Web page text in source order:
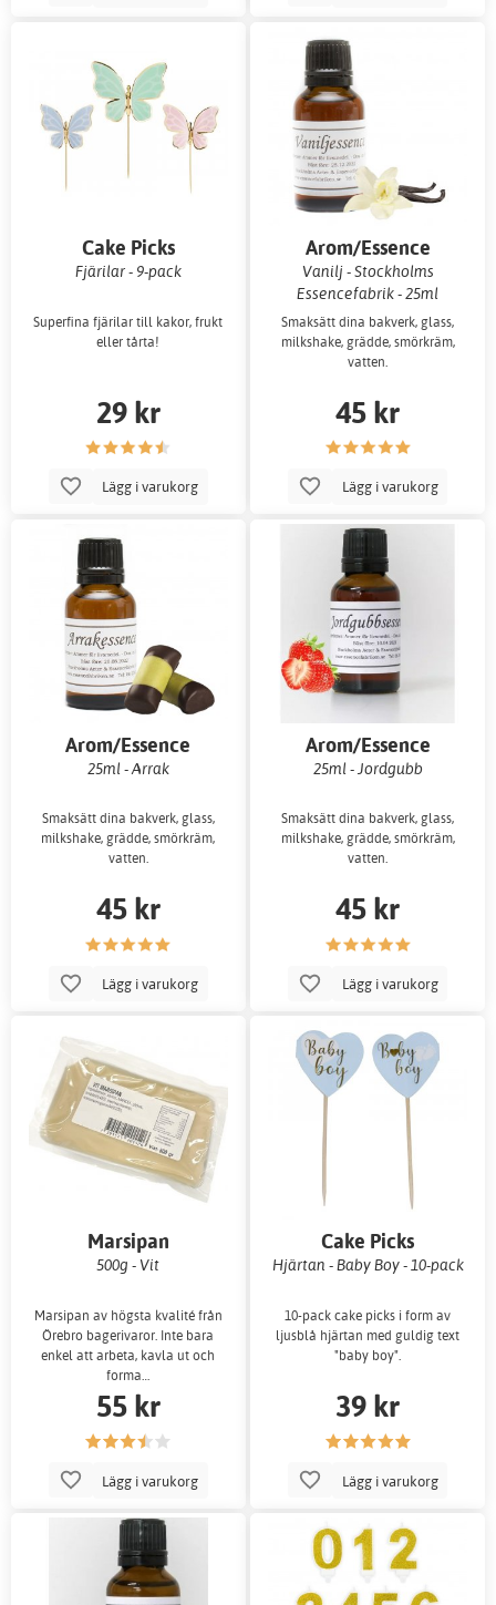
Cake Picks
Fjärilar - 9-pack
Superfina fjärilar till kakor, frukt
eller tårta!
29 kr
Lägg i varukorg
Arom/Essence
Vanilj - Stockholms
Essencefabrik - 25ml
Smaksätt dina bakverk, glass,
milkshake, grädde, smörkräm,
vatten.
45 kr
Lägg i varukorg
Arom/Essence
25ml - Arrak
Smaksätt dina bakverk, glass,
milkshake, grädde, smörkräm,
vatten.
45 kr
Lägg i varukorg
Arom/Essence
25ml - Jordgubb
Smaksätt dina bakverk, glass,
milkshake, grädde, smörkräm,
vatten.
45 kr
Lägg i varukorg
Marsipan
500g - Vit
Marsipan av högsta kvalité från
Örebro bagerivaror. Inte bara
enkel att arbeta, kavla ut och
forma…
55 kr
Lägg i varukorg
Cake Picks
Hjärtan - Baby Boy - 10-pack
10-pack cake picks i form av
ljusblå hjärtan med guldig text
"baby boy".
39 kr
Lägg i varukorg